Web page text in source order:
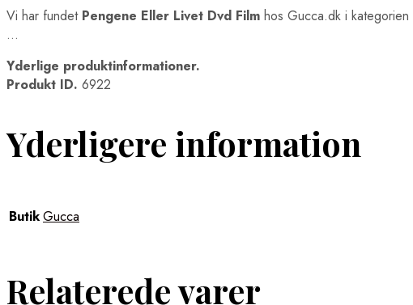
Vi har fundet Pengene Eller Livet Dvd Film hos Gucca.dk i kategorien
…
Yderlige produktinformationer.
Produkt ID. 6922
Yderligere information
ButikGucca
Relaterede varer